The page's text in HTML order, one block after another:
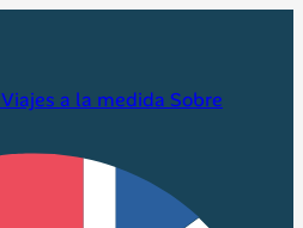
Viajes a la medida Sobre